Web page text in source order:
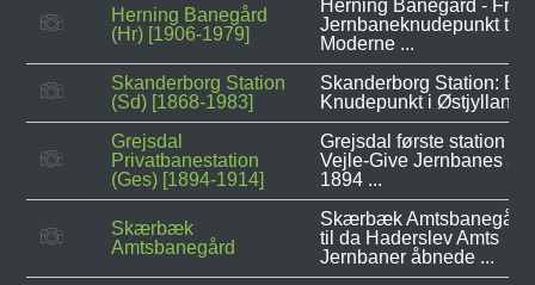
Herning Banegård
(Hr) [1906-1979]
Herning Banegård - Fra
Jernbaneknudepunkt til
Moderne ...
Skanderborg Station
(Sd) [1868-1983]
Skanderborg Station: Et
Knudepunkt i Østjyllands
Grejsdal
Privatbanestation
(Ges) [1894-1914]
Grejsdal første station fra
Vejle-Give Jernbanes
1894 ...
Skærbæk
Amtsbanegård
Skærbæk Amtsbanegård
til da Haderslev Amts
Jernbaner åbnede ...